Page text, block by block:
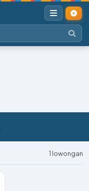
1 lowongan